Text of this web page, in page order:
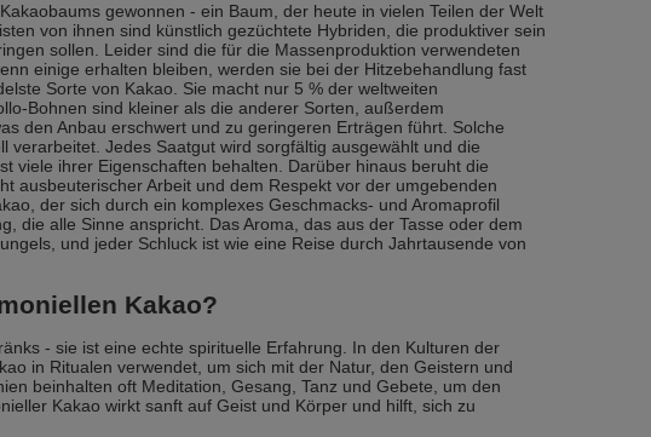
gewonnen - ein Baum, der heute in vielen Teilen der Welt
von ihnen sind künstlich gezüchtete Hybriden, die produktiver sein
sollen. Leider sind die für die Massenproduktion verwendeten
einige erhalten bleiben, werden sie bei der Hitzebehandlung fast
Sorte von Kakao. Sie macht nur 5 % der weltweiten
Bohnen sind kleiner als die anderer Sorten, außerdem
den Anbau erschwert und zu geringeren Erträgen führt. Solche
Jedes Saatgut wird sorgfältig ausgewählt und die
viele ihrer Eigenschaften behalten. Darüber hinaus beruht die
ausbeuterischer Arbeit und dem Respekt vor der umgebenden
der sich durch ein komplexes Geschmacks- und Aromaprofil
die alle Sinne anspricht. Das Aroma, das aus der Tasse oder dem
und jeder Schluck ist wie eine Reise durch Jahrtausende von
Kakao?
- sie ist eine echte spirituelle Erfahrung. In den Kulturen der
in Ritualen verwendet, um sich mit der Natur, den Geistern und
beinhalten oft Meditation, Gesang, Tanz und Gebete, um den
Kakao wirkt sanft auf Geist und Körper und hilft, sich zu